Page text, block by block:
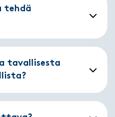
tehdä
tavallisesta